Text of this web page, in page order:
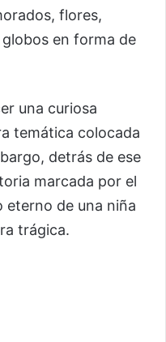
flores,
en forma de
una curiosa
temática colocada
detrás de ese
marcada por el
eterno de una niña
trágica.